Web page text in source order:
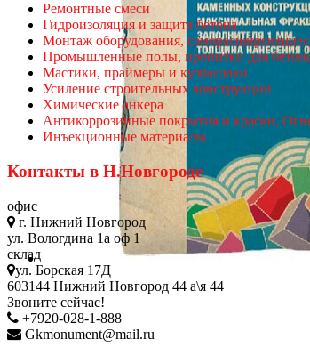
Ремонтные смеси
Гидроизоляция и защита бетона
Монтаж оборудования,
Промышленные полы, пропитки для
Мастики, праймеры и кузбаслаки
Усиление строительных конструкций
Химические анкера
Антикоррозийные покрытия и краски,
Инъекционные материалы
Контакты в Н.Новгороде
офис
г. Нижний Новгород
ул. Вологдина 1а оф 1
склад
ул. Борская 17Д
603144 Нижний Новгород 44 а\я 44
Звоните сейчас!
+7920-028-1-888
Gkmonument@mail.ru